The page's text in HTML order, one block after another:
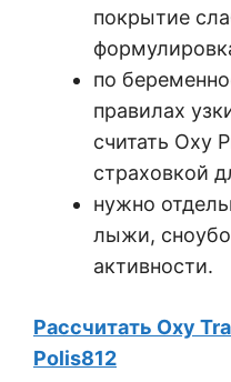
покрытие
по
правилах
считать Oxy
страховкой
нужно
лыжи,
активности.
Рассчитать Oxy
Polis812